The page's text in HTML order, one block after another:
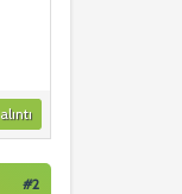
alıntı
#2